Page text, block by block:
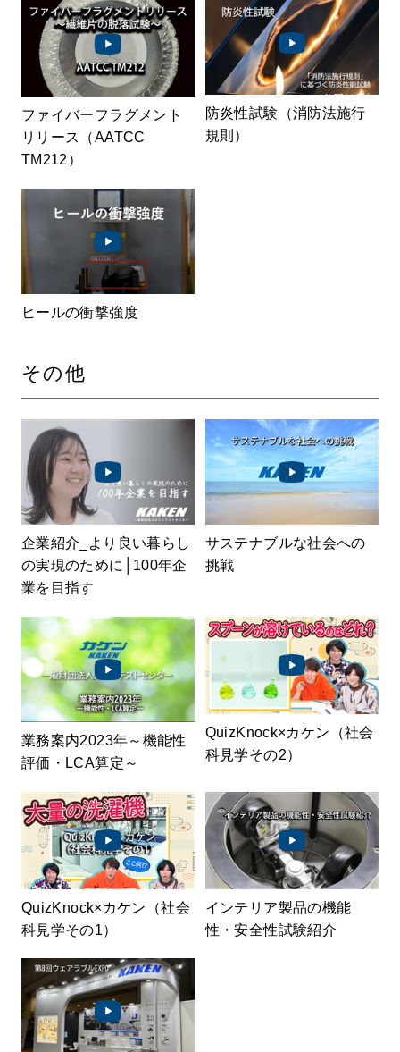
ファイバーフラグメント
リリース（AATCC
TM212）
防炎性試験（消防法施行
規則）
ヒールの衝撃強度
その他
企業紹介_より良い暮らし
の実現のために│100年企
業を目指す
サステナブルな社会への
挑戦
業務案内2023年～機能性
評価・LCA算定～
QuizKnock×カケン（社会
科見学その2）
QuizKnock×カケン（社会
科見学その1）
インテリア製品の機能
性・安全性試験紹介